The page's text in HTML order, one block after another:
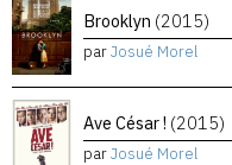
Brooklyn (2015)
parJosué Morel
Ave César ! (2015)
parJosué Morel